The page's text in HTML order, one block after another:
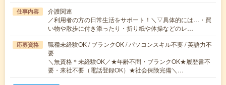
仕事内容
介護関連
／利用者の方の日常生活をサポート！＼▽具体的には…・買
い物や散歩に付き添ったり・折り紙や体操などのレ…
応募資格
職種未経験OK / ブランクOK / パソコンスキル不要 / 英語力不
要
＼無資格＊未経験OK／★年齢不問・ブランクOK★履歴書不
要・来社不要（電話登録OK）★社会保険完備＼…